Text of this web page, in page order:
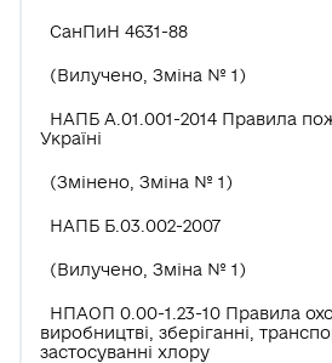
СанПиН 4631-88
(Вилучено, Зміна № 1)
НАПБ А.01.001-2014 Правила
Україні
(Змінено, Зміна № 1)
НАПБ Б.03.002-2007
(Вилучено, Зміна № 1)
НПАОП 0.00-1.23-10 Правила
виробництві, зберіганні,
застосуванні хлору